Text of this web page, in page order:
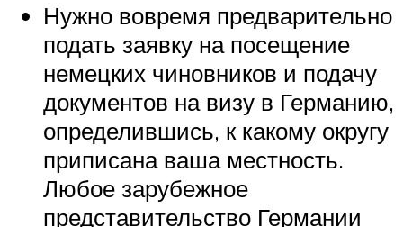
Нужно вовремя предварительно
подать заявку на посещение
немецких чиновников и подачу
документов на визу в Германию,
определившись, к какому округу
приписана ваша местность.
Любое зарубежное
представительство Германии